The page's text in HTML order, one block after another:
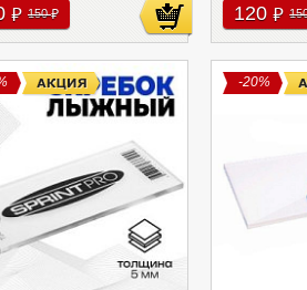
руб 150руб 120руб
-20%